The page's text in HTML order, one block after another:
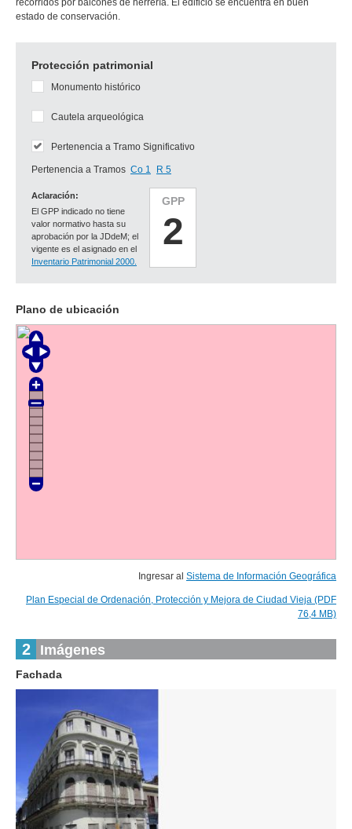
recorridos por balcones de herrería. El edificio se encuentra en buen
estado de conservación.
Protección patrimonial
GPP
2
Aclaración:
El GPP indicado no tiene
valor normativo hasta su
aprobación por la JDdeM; el
vigente es el asignado en el
Inventario Patrimonial 2000.
Monumento histórico
Cautela arqueológica
Pertenencia a Tramo Significativo
Pertenencia a Tramos Co 1 R 5
Plano de ubicación
Ingresar al Sistema de Información Geográfica
Plan Especial de Ordenación, Protección y Mejora de Ciudad Vieja (PDF
76,4 MB)
2 Imágenes
Fachada